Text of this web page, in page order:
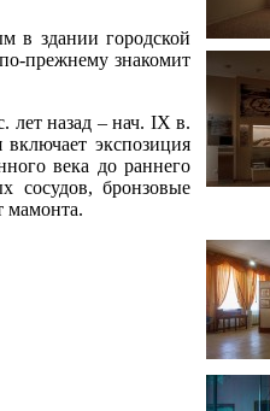
в здании городской
прежнему знакомит
лет назад – нач. IX в.
экспозиция
века до раннего
сосудов, бронзовые
мамонта.